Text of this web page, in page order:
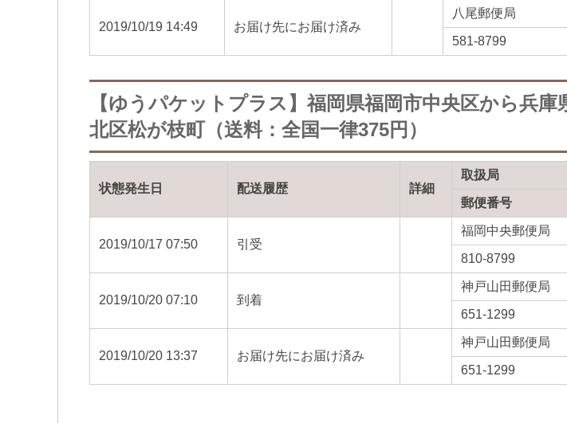
2019/10/19 14:49 お届け先にお届け済み
八尾郵便局
581-8799
【ゆうパケットプラス】福岡県福岡市中央区から兵庫
北区松が枝町（送料：全国一律375円）
状態発生日 配送履歴 詳細
取扱局
郵便番号
2019/10/17 07:50 引受
福岡中央郵便局
810-8799
2019/10/20 07:10 到着
神戸山田郵便局
651-1299
2019/10/20 13:37 お届け先にお届け済み
神戸山田郵便局
651-1299